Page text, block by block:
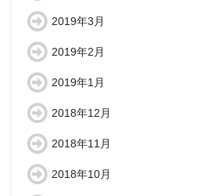
2019年3月
2019年2月
2019年1月
2018年12月
2018年11月
2018年10月